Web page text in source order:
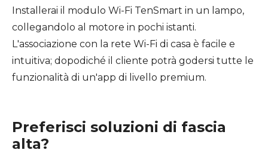
Installerai il modulo Wi-Fi TenSmart in un lampo,
collegandolo al motore in pochi istanti.
L'associazione con la rete Wi-Fi di casa è facile e
intuitiva; dopodiché il cliente potrà godersi tutte le
funzionalità di un'app di livello premium.
Preferisci soluzioni di fascia
alta?